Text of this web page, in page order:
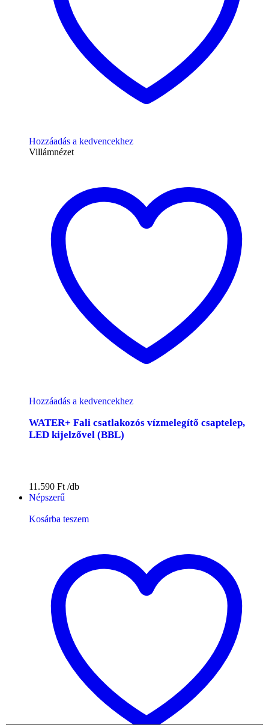
Hozzáadás a kedvencekhez
Villámnézet
Hozzáadás a kedvencekhez
WATER+ Fali csatlakozós vízmelegítő csaptelep,
LED kijelzővel (BBL)
11.590 Ft
Népszerű
Kosárba teszem